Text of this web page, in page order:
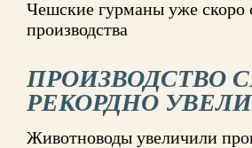
Чешские гурманы уже скоро
производства
ПРОИЗВОДСТВО
РЕКОРДНО
Животноводы увеличили